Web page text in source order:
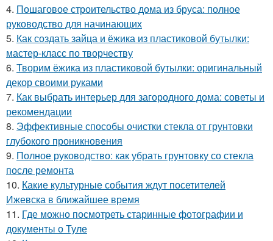
4. Пошаговое строительство дома из бруса: полное
руководство для начинающих
5. Как создать зайца и ёжика из пластиковой бутылки:
мастер-класс по творчеству
6. Творим ёжика из пластиковой бутылки: оригинальный
декор своими руками
7. Как выбрать интерьер для загородного дома: советы и
рекомендации
8. Эффективные способы очистки стекла от грунтовки
глубокого проникновения
9. Полное руководство: как убрать грунтовку со стекла
после ремонта
10. Какие культурные события ждут посетителей
Ижевска в ближайшее время
11. Где можно посмотреть старинные фотографии и
документы о Туле